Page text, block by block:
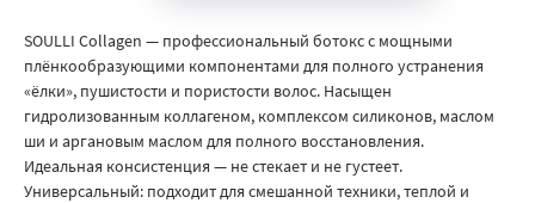
SOULLI Collagen — профессиональный ботокс с мощными
плёнкообразующими компонентами для полного устранения
«ёлки», пушистости и пористости волос. Насыщен
гидролизованным коллагеном, комплексом силиконов, маслом
ши и аргановым маслом для полного восстановления.
Идеальная консистенция — не стекает и не густеет.
Универсальный: подходит для смешанной техники, теплой и